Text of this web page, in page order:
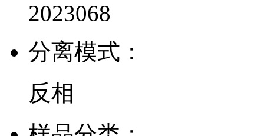
2023068
分离模式：
反相